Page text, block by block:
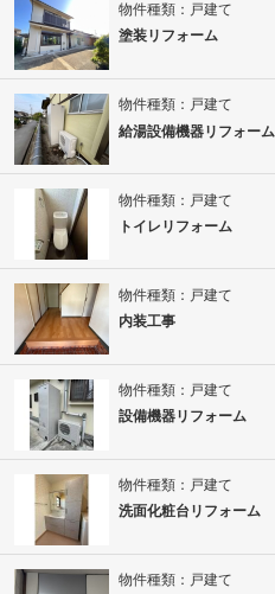
物件種類：戸建て
塗装リフォーム
物件種類：戸建て
給湯設備機器リフォーム
物件種類：戸建て
トイレリフォーム
物件種類：戸建て
内装工事
物件種類：戸建て
設備機器リフォーム
物件種類：戸建て
洗面化粧台リフォーム
物件種類：戸建て